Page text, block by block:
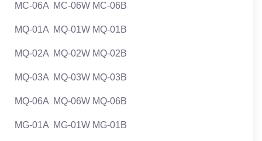
MC-06A MC-06W MC-06B
MQ-01A MQ-01W MQ-01B
MQ-02A MQ-02W MQ-02B
MQ-03A MQ-03W MQ-03B
MQ-06A MQ-06W MQ-06B
MG-01A MG-01W MG-01B